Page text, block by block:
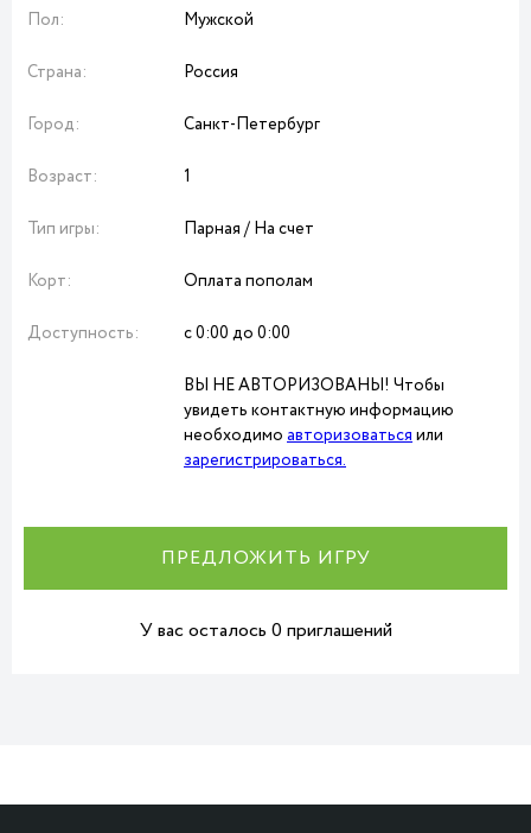
Пол: Мужской
Страна: Россия
Город: Санкт-Петербург
Возраст: 1
Тип игры: Парная / На счет
Корт: Оплата пополам
Доступность: с 0:00 до 0:00
ВЫ НЕ АВТОРИЗОВАНЫ! Чтобы
увидеть контактную информацию
необходимо авторизоваться или
зарегистрироваться.
ПРЕДЛОЖИТЬ ИГРУ
У вас осталось 0 приглашений